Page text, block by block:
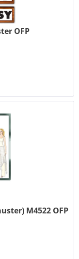
OFP
M4522 OFP